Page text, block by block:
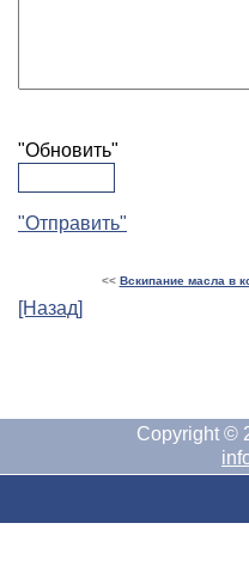
"Обновить"
"Отправить"
<< Вскипание масла в
[Назад]
Copyright ©